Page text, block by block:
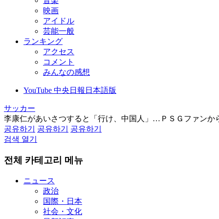
映画
アイドル
芸能一般
ランキング
アクセス
コメント
みんなの感想
YouTube 中央日報日本語版
サッカー
李康仁があいさつすると「行け、中国人」…ＰＳＧファンか
공유하기
공유하기
공유하기
검색 열기
전체 카테고리 메뉴
ニュース
政治
国際・日本
社会・文化